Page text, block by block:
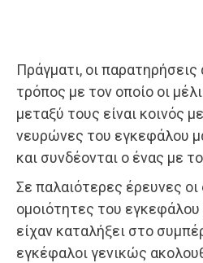
Πράγματι, οι
τρόπος με τον οποίο οι
μεταξύ τους είναι κοινός
νευρώνες του εγκεφάλου
και συνδέονται ο ένας με
Σε παλαιότερες έρευνες οι
ομοιότητες του
είχαν καταλήξει στο
εγκέφαλοι γενικώς